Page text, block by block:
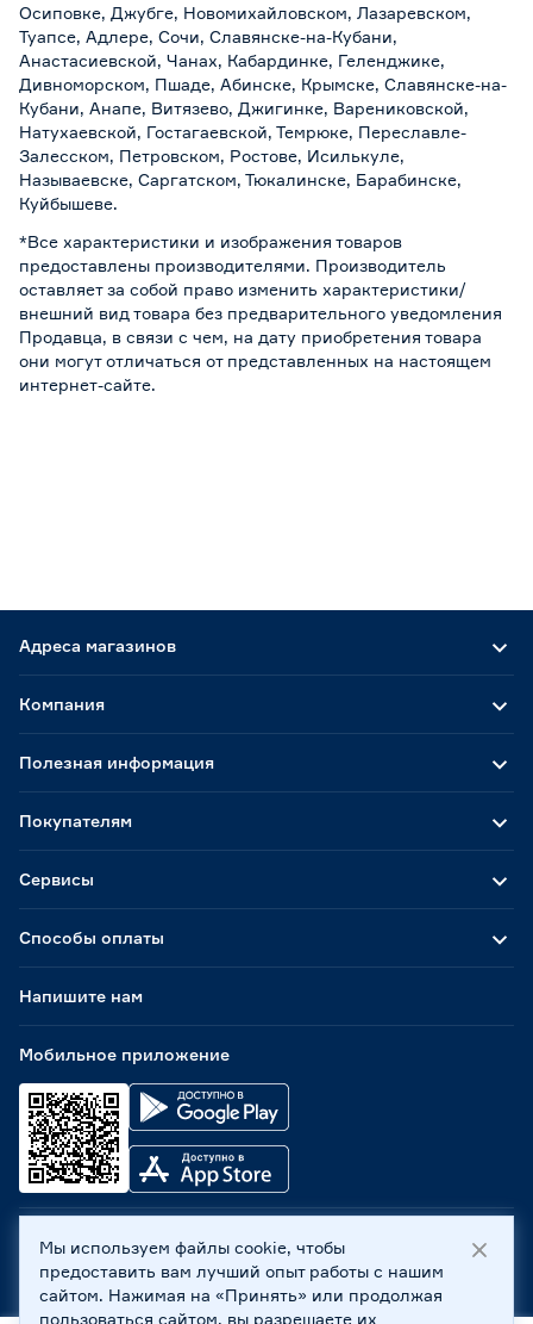
Осиповке, Джубге, Новомихайловском, Лазаревском,
Туапсе, Адлере, Сочи, Славянске-на-Кубани,
Анастасиевской, Чанах, Кабардинке, Геленджике,
Дивноморском, Пшаде, Абинске, Крымске, Славянске-на-
Кубани, Анапе, Витязево, Джигинке, Варениковской,
Натухаевской, Гостагаевской, Темрюке, Переславле-
Залесском, Петровском, Ростове, Исилькуле,
Называевске, Саргатском, Тюкалинске, Барабинске,
Куйбышеве.
*Все характеристики и изображения товаров
предоставлены производителями. Производитель
оставляет за собой право изменить характеристики/
внешний вид товара без предварительного уведомления
Продавца, в связи с чем, на дату приобретения товара
они могут отличаться от представленных на настоящем
интернет-сайте.
Адреса магазинов
Способы оплаты
Мобильное приложение
Компания
Полезная информация
Покупателям
Сервисы
Напишите нам
ООО «Бауцентр Рус» 2004 -2026, 236029, г. Калининград,
ул. А.Невского, 205. ИНН 7702596813, КПП 390601001 ©
Все права защищены
Мы используем файлы cookie, чтобы
предоставить вам лучший опыт работы с нашим
сайтом. Нажимая на «Принять» или продолжая
пользоваться сайтом, вы разрешаете их